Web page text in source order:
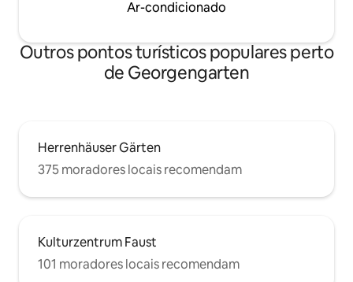
Ar-condicionado
Outros pontos turísticos populares perto
de Georgengarten
Herrenhäuser Gärten
375 moradores locais recomendam
Kulturzentrum Faust
101 moradores locais recomendam